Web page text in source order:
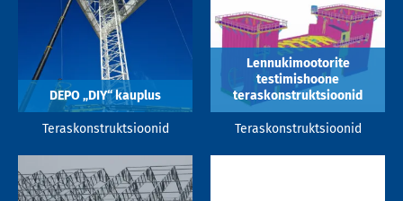
DEPO „DIY“ kauplus
Teraskonstruktsioonid
Lennukimootorite
testimishoone
teraskonstruktsioonid
Teraskonstruktsioonid